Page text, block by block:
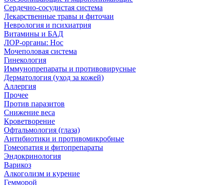
Сердечно-сосудистая система
Лекарственные травы и фиточаи
Неврология и психиатрия
Витамины и БАД
ЛОР-органы: Нос
Мочеполовая система
Гинекология
Иммунопрепараты и противовирусные
Дерматология (уход за кожей)
Аллергия
Прочее
Против паразитов
Снижение веса
Кроветворение
Офтальмология (глаза)
Антибиотики и противомикробные
Гомеопатия и фитопрепараты
Эндокринология
Варикоз
Алкоголизм и курение
Гемморой